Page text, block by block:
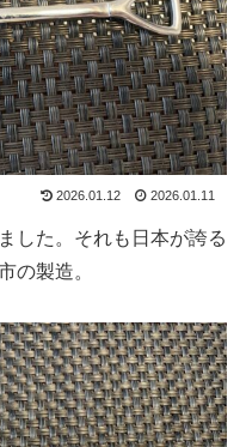
2026.01.12 2026.01.11
した。それも日本が誇る
の製造。